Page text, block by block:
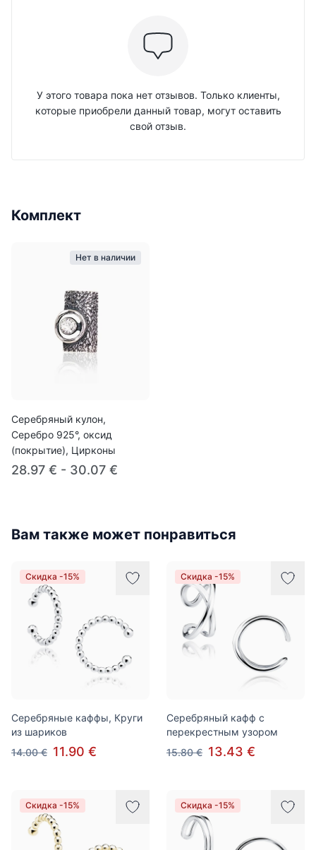
У этого товара пока нет отзывов. Только клиенты,
которые приобрели данный товар, могут оставить
свой отзыв.
Комплект
Нет в наличии
Серебряный кулон,
Серебро 925°, оксид
(покрытие), Цирконы
28.97 € - 30.07 €
Вам также может понравиться
Скидка -15%
Серебряные каффы, Круги
из шариков
14.00 € 11.90 €
Скидка -15%
Серебряный кафф с
перекрестным узором
15.80 € 13.43 €
Скидка -15% Скидка -15%